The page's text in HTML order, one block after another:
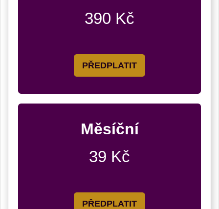
390 Kč
PŘEDPLATIT
Měsíční
39 Kč
PŘEDPLATIT